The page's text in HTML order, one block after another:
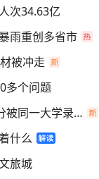
次34.63亿
雨重创多省市
被冲走
多个问题
双胞胎高考同考660分被同一大学录取
什么
旅城